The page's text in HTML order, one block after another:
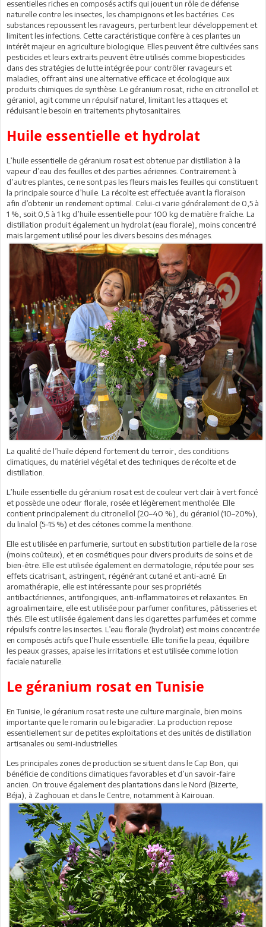
essentielles riches en composés actifs qui jouent un rôle de défense
naturelle contre les insectes, les champignons et les bactéries. Ces
substances repoussent les ravageurs, perturbent leur développement et
limitent les infections. Cette caractéristique confère à ces plantes un
intérêt majeur en agriculture biologique. Elles peuvent être cultivées sans
pesticides et leurs extraits peuvent être utilisés comme biopesticides
dans des stratégies de lutte intégrée pour contrôler ravageurs et
maladies, offrant ainsi une alternative efficace et écologique aux
produits chimiques de synthèse. Le géranium rosat, riche en citronellol et
géraniol, agit comme un répulsif naturel, limitant les attaques et
réduisant le besoin en traitements phytosanitaires.
Huile essentielle et hydrolat
L’huile essentielle de géranium rosat est obtenue par distillation à la
vapeur d’eau des feuilles et des parties aériennes. Contrairement à
d’autres plantes, ce ne sont pas les fleurs mais les feuilles qui constituent
la principale source d’huile. La récolte est effectuée avant la floraison
afin d’obtenir un rendement optimal. Celui-ci varie généralement de 0,5 à
1 %, soit 0,5 à 1 kg d’huile essentielle pour 100 kg de matière fraîche. La
distillation produit également un hydrolat (eau florale), moins concentré
mais largement utilisé pour les divers besoins des ménages.
La qualité de l’huile dépend fortement du terroir, des conditions
climatiques, du matériel végétal et des techniques de récolte et de
distillation.
L’huile essentielle du géranium rosat est de couleur vert clair à vert foncé
et possède une odeur florale, rosée et légèrement mentholée. Elle
contient principalement du citronellol (20–40 %), du géraniol (10–20%),
du linalol (5–15 %) et des cétones comme la menthone.
Elle est utilisée en parfumerie, surtout en substitution partielle de la rose
(moins coûteux), et en cosmétiques pour divers produits de soins et de
bien-être. Elle est utilisée également en dermatologie, réputée pour ses
effets cicatrisant, astringent, régénérant cutané et anti-acné. En
aromathérapie, elle est intéressante pour ses propriétés
antibactériennes, antifongiques, anti-inflammatoires et relaxantes. En
agroalimentaire, elle est utilisée pour parfumer confitures, pâtisseries et
thés. Elle est utilisée également dans les cigarettes parfumées et comme
répulsifs contre les insectes. L’eau florale (hydrolat) est moins concentrée
en composés actifs que l’huile essentielle. Elle tonifie la peau, équilibre
les peaux grasses, apaise les irritations et est utilisée comme lotion
faciale naturelle.
Le géranium rosat en Tunisie
En Tunisie, le géranium rosat reste une culture marginale, bien moins
importante que le romarin ou le bigaradier. La production repose
essentiellement sur de petites exploitations et des unités de distillation
artisanales ou semi-industrielles.
Les principales zones de production se situent dans le Cap Bon, qui
bénéficie de conditions climatiques favorables et d’un savoir-faire
ancien. On trouve également des plantations dans le Nord (Bizerte,
Béja), à Zaghouan et dans le Centre, notamment à Kairouan.